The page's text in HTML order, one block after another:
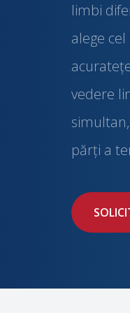
limbi
alege
vedere
părţi a